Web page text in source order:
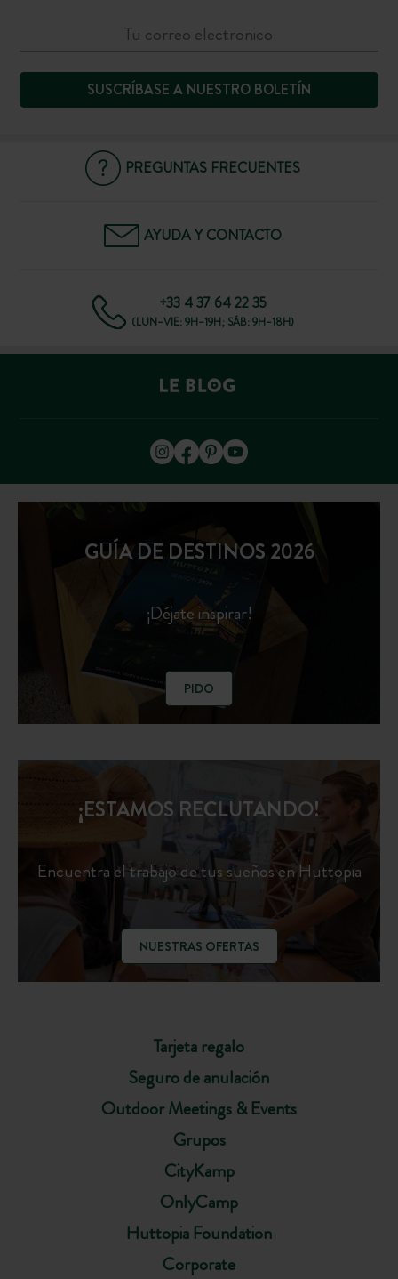
SUSCRÍBASE A NUESTRO BOLETÍN
PREGUNTAS FRECUENTES
AYUDA Y CONTACTO
+33 4 37 64 22 35
(LUN–VIE: 9H–19H; SÁB: 9H–18H)
GUÍA DE DESTINOS 2026
¡Déjate inspirar!
PIDO
Tarjeta regalo
Seguro de anulación
Outdoor Meetings & Events
Grupos
CityKamp
OnlyCamp
Huttopia Foundation
Corporate
¡ESTAMOS RECLUTANDO!
Encuentra el trabajo de tus sueños en Huttopia
NUESTRAS OFERTAS